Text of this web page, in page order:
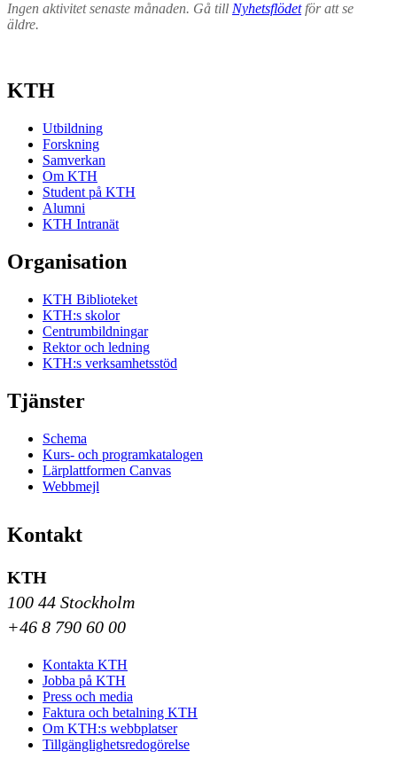
Ingen aktivitet senaste månaden. Gå till Nyhetsflödetför att se
äldre.
KTH
Utbildning
Forskning
Samverkan
Om KTH
Student på KTH
Alumni
KTH Intranät
Organisation
KTH Biblioteket
KTH:s skolor
Centrumbildningar
Rektor och ledning
KTH:s verksamhetsstöd
Tjänster
Schema
Kurs- och programkatalogen
Lärplattformen Canvas
Webbmejl
Kontakt
KTH
100 44 Stockholm
+46 8 790 60 00
Kontakta KTH
Jobba på KTH
Press och media
Faktura och betalning KTH
Om KTH:s webbplatser
Tillgänglighetsredogörelse